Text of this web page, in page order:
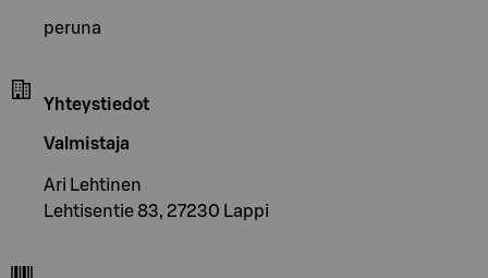
peruna
Yhteystiedot
Valmistaja
Ari Lehtinen
Lehtisentie 83, 27230 Lappi